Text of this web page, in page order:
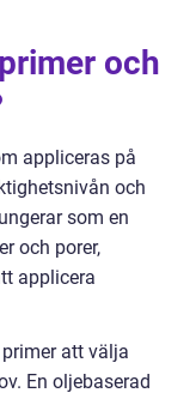
och
appliceras på
och
som en
och porer,
applicera
att välja
En oljebaserad